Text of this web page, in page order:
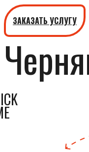
ЗАКАЗАТЬ УСЛУГУ